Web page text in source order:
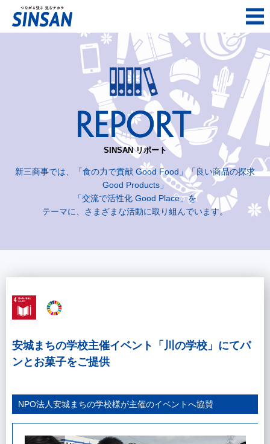
SINSAN リポート
新三商事では、「食の力で貢献 Good Food」「良い商品の探求
Good Products」
「交流で活性化 Good Place」を
テーマに、さまざまな活動に取り組んでいます。
安城まちの学校主催イベント「川の学校」にてパ
ンとお菓子をご提供
NPO法人安城まちの学校様が主催のイベントへ協賛